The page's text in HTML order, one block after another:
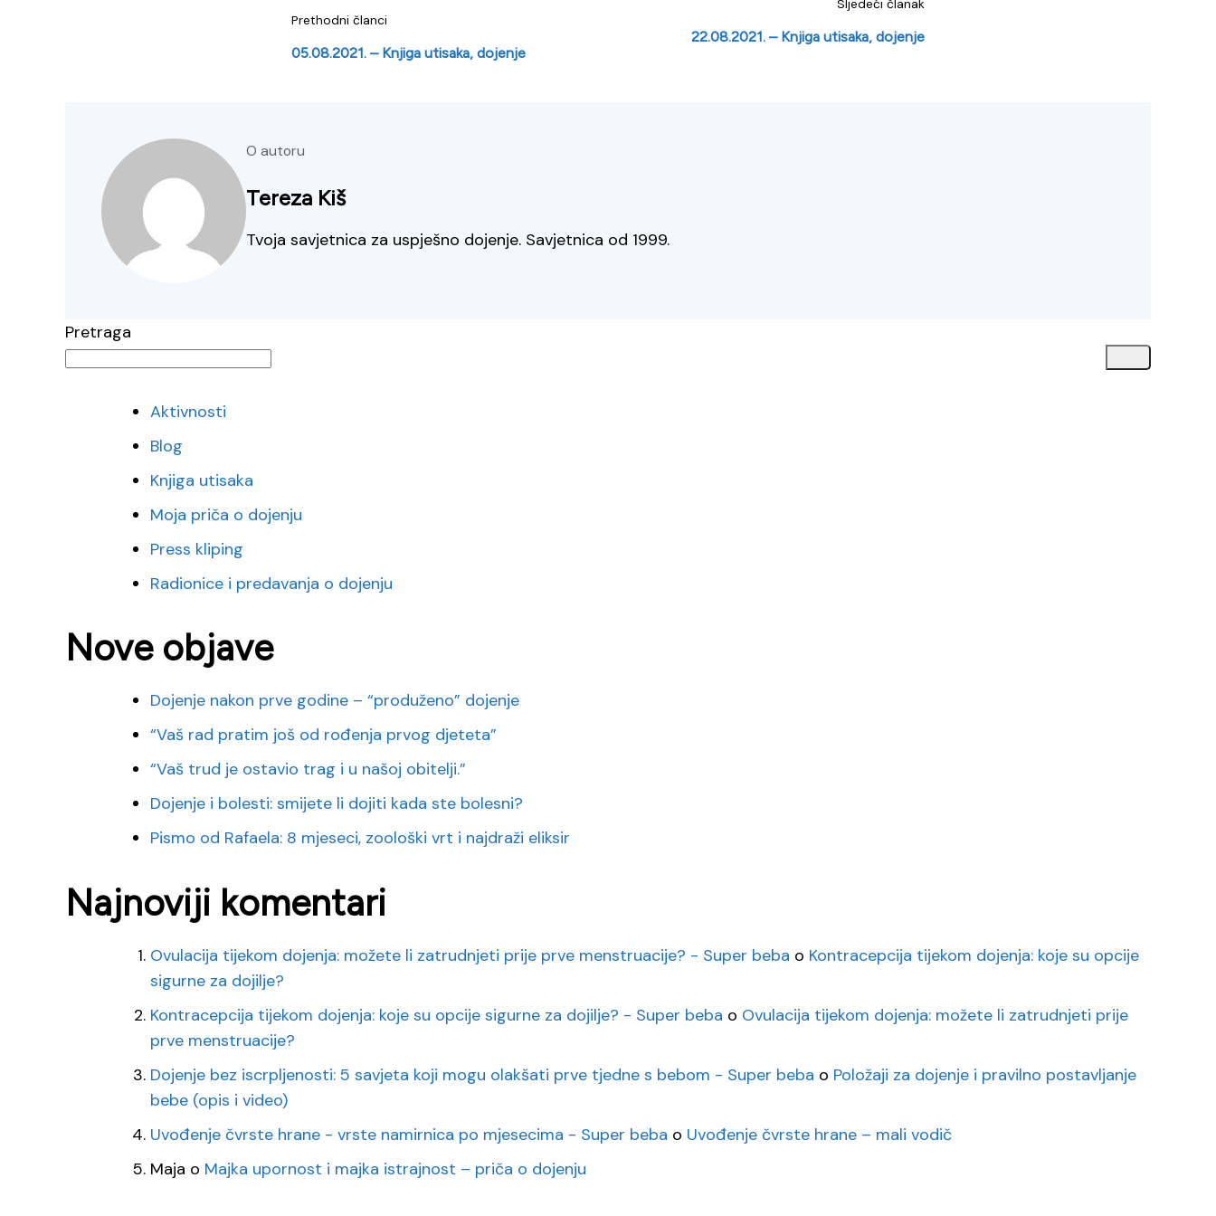
Prethodni članci
05.08.2021. – Knjiga utisaka, dojenje
Sljedeći članak
22.08.2021. – Knjiga utisaka, dojenje
O autoru
Tereza Kiš
Tvoja savjetnica za uspješno dojenje. Savjetnica od 1999.
Pretraga
Aktivnosti
Blog
Knjiga utisaka
Moja priča o dojenju
Press kliping
Radionice i predavanja o dojenju
Nove objave
Dojenje nakon prve godine – “produženo” dojenje
“Vaš rad pratim još od rođenja prvog djeteta”
“Vaš trud je ostavio trag i u našoj obitelji.”
Dojenje i bolesti: smijete li dojiti kada ste bolesni?
Pismo od Rafaela: 8 mjeseci, zoološki vrt i najdraži eliksir
Najnoviji komentari
Ovulacija tijekom dojenja: možete li zatrudnjeti prije prve menstruacije? - Super beba o Kontracepcija tijekom dojenja: koje su opcije
sigurne za dojilje?
Kontracepcija tijekom dojenja: koje su opcije sigurne za dojilje? - Super beba o Ovulacija tijekom dojenja: možete li zatrudnjeti prije
prve menstruacije?
Dojenje bez iscrpljenosti: 5 savjeta koji mogu olakšati prve tjedne s bebom - Super beba o Položaji za dojenje i pravilno postavljanje
bebe (opis i video)
Uvođenje čvrste hrane - vrste namirnica po mjesecima - Super beba o Uvođenje čvrste hrane – mali vodič
Maja o Majka upornost i majka istrajnost – priča o dojenju